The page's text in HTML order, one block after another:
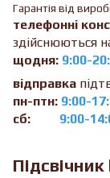
Гарантія від
телефонні
здійснюються
щодня: 9:00-
відправка
пн-птн: 9:00-
сб:
9:00-
Підсвічник